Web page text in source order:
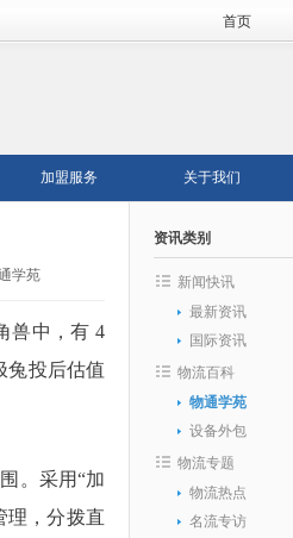
首页
加盟服务 关于我们
学苑
兽中，有 4
兔投后估值
。采用“加
理，分拨直
资讯类别
新闻快讯
最新资讯
国际资讯
物流百科
物通学苑
设备外包
物流专题
物流热点
名流专访